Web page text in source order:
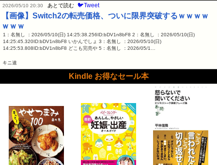
2026/05/10 20:30 あとで読む 🐦Tweet
【画像】Switch2の転売価格、ついに限界突破するｗｗｗｗ
ｗｗｗ
1：名無し ：2026/05/10(日) 14:25:38.256ID:bDV1n8bF8 2：名無し ：2026/05/10(日)
14:25:45.320ID:bDV1n8bF8 いかんでしょ 3：名無し ：2026/05/10(日)
14:25:53.808ID:bDV1n8bF8 どこも完売や 5：名無し ：2026/05/1…
キニ速
Kindle お得なセール本